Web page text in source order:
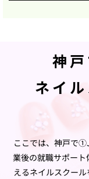
神
ネイ
ここでは、神戸で
業後の就職サポー
えるネイルスクー